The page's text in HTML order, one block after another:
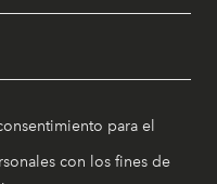
para el
con los fines de